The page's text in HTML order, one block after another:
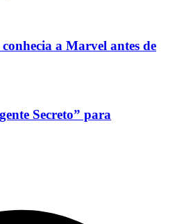
a Marvel antes de
Secreto” para